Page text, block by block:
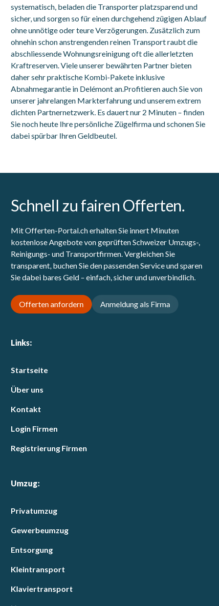
systematisch, beladen die Transporter platzsparend und
sicher, und sorgen so für einen durchgehend zügigen Ablauf
ohne unnötige oder teure Verzögerungen. Zusätzlich zum
ohnehin schon anstrengenden reinen Transport raubt die
abschliessende Wohnungsreinigung oft die allerletzten
Kraftreserven. Viele unserer bewährten Partner bieten
daher sehr praktische Kombi-Pakete inklusive
Abnahmegarantie in Delémont an.Profitieren auch Sie von
unserer jahrelangen Markterfahrung und unserem extrem
dichten Partnernetzwerk. Es dauert nur 2 Minuten – finden
Sie noch heute Ihre persönliche Zügelfirma und schonen Sie
dabei spürbar Ihren Geldbeutel.
Schnell zu fairen Offerten.
Mit Offerten-Portal.ch erhalten Sie innert Minuten
kostenlose Angebote von geprüften Schweizer Umzugs-,
Reinigungs- und Transportfirmen. Vergleichen Sie
transparent, buchen Sie den passenden Service und sparen
Sie dabei bares Geld – einfach, sicher und unverbindlich.
Offerten anfordern Anmeldung als Firma
Links:
Startseite
Über uns
Kontakt
Login Firmen
Registrierung Firmen
Umzug:
Privatumzug
Gewerbeumzug
Entsorgung
Kleintransport
Klaviertransport